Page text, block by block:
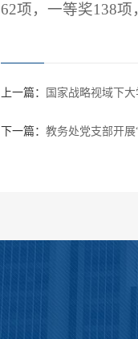
62项，一等奖138项
上一篇： 国家战略视域下
下一篇： 教务处党支部开